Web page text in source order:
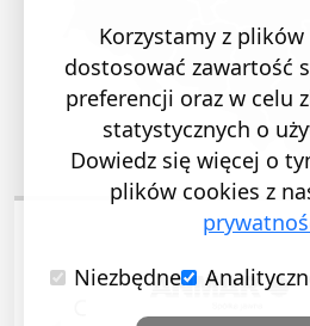
Korzystamy z
dostosować zawartość
preferencji oraz w celu
statystycznych o
Dowiedz się więcej o
plików cookies z
Niezbędne